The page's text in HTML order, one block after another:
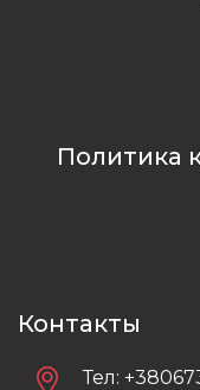
Политика
Контакты
Тел: